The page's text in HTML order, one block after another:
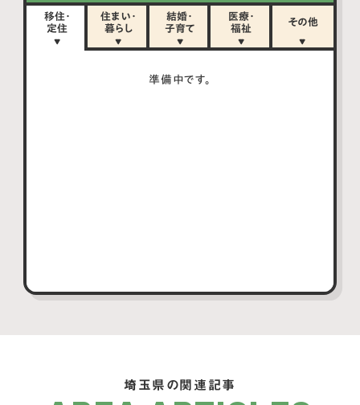
移住・
定住
住まい・
暮らし
結婚・
子育て
医療・
福祉
その他
準備中です。
埼玉県の関連記事